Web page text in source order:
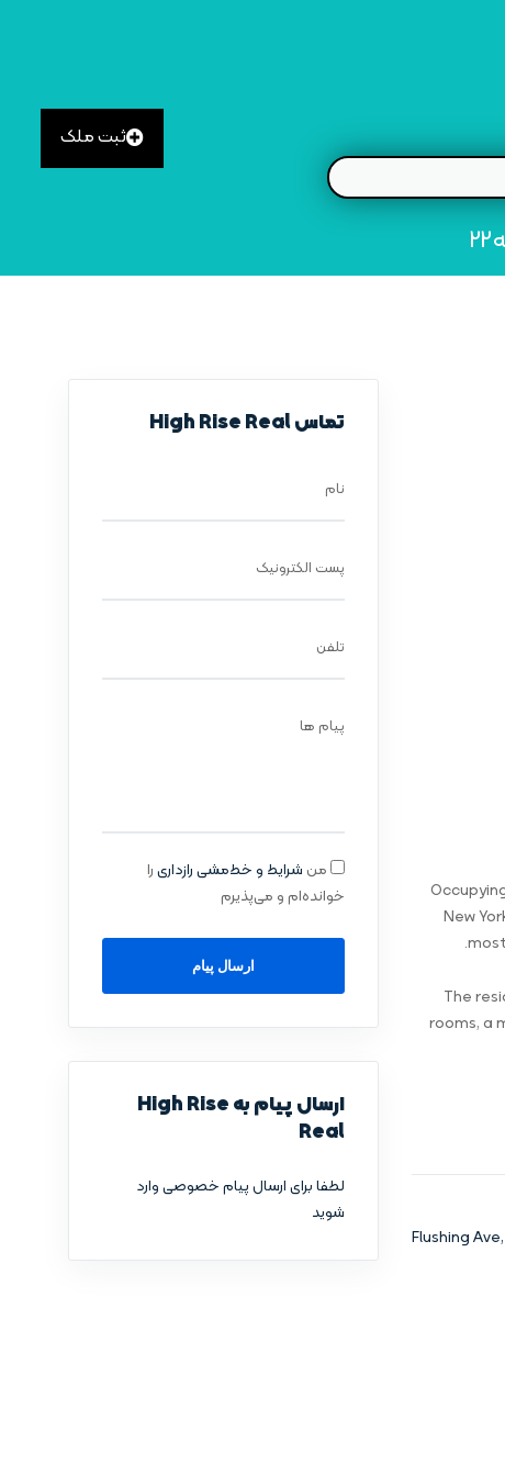
ثبت ملک
New
The
rooms, a
تماس High Rise Real
نام
پست الکترونیک
تلفن
پیام ها
منشرایط و خط‌مشی رازداریرا
خوانده‌ام و می‌پذیرم
ارسال پیام
ارسال پیام به High Rise
Real
لطفا برای ارسال پیام خصوصی وارد
شوید